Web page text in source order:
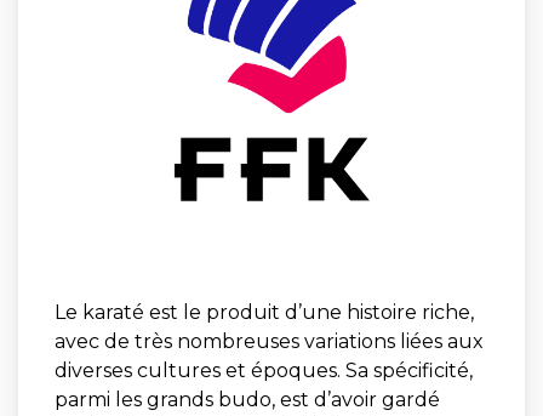
Le karaté est le produit d’une histoire riche,
avec de très nombreuses variations liées aux
diverses cultures et époques. Sa spécificité,
parmi les grands budo, est d’avoir gardé